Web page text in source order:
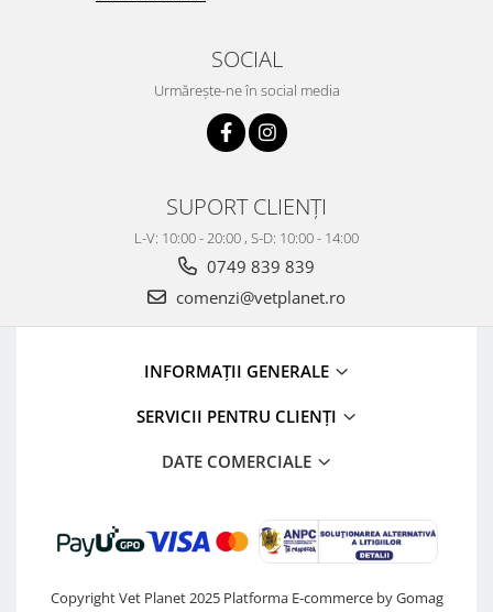
SOCIAL
Urmărește-ne în social media
SUPORT CLIENȚI
L-V: 10:00 - 20:00 , S-D: 10:00 - 14:00
0749 839 839
comenzi@vetplanet.ro
INFORMAȚII GENERALE
SERVICII PENTRU CLIENȚI
DATE COMERCIALE
Copyright Vet Planet 2025 Platforma E-commerce by Gomag